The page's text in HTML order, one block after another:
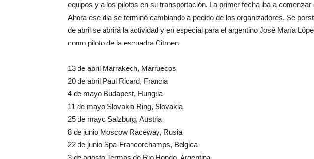
equipos y a los pilotos en su transportación. La primer fecha iba a comenzar
Ahora ese dia se terminó cambiando a pedido de los organizadores. Se
de abril se abrirá la actividad y en especial para el argentino José María
como piloto de la escuadra Citroen.
13 de abril Marrakech, Marruecos
20 de abril Paul Ricard, Francia
4 de mayo Budapest, Hungria
11 de mayo Slovakia Ring, Slovakia
25 de mayo Salzburg, Austria
8 de junio Moscow Raceway, Rusia
22 de junio Spa-Francorchamps, Belgica
3 de agosto Termas de Rio Hondo, Argentina